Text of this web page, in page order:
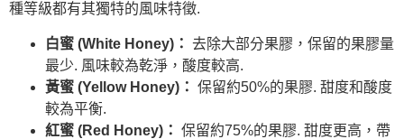
種等級都有其獨特的風味特徵.
白蜜 (White Honey)： 去除大部分果膠，保留的果膠量
最少. 風味較為乾淨，酸度較高.
黃蜜 (Yellow Honey)： 保留約50%的果膠. 甜度和酸度
較為平衡.
紅蜜 (Red Honey)： 保留約75%的果膠. 甜度更高，帶